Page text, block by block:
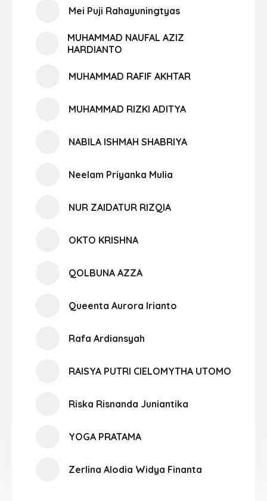
Mei Puji Rahayuningtyas
MUHAMMAD NAUFAL AZIZ
HARDIANTO
MUHAMMAD RAFIF AKHTAR
MUHAMMAD RIZKI ADITYA
NABILA ISHMAH SHABRIYA
Neelam Priyanka Mulia
NUR ZAIDATUR RIZQIA
OKTO KRISHNA
QOLBUNA AZZA
Queenta Aurora Irianto
Rafa Ardiansyah
RAISYA PUTRI CIELOMYTHA UTOMO
Riska Risnanda Juniantika
YOGA PRATAMA
Zerlina Alodia Widya Finanta